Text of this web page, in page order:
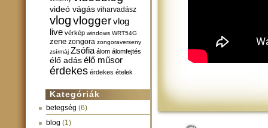
videó vágás viharvadász
vlogvloggervlog
live vérkép windows WRT54G
zene zongora zongoraverseny
zsírmáj Zsófia álom álomfejtés
élő adás élő műsor
érdekes érdekes ételek
Kategóriák
betegség (6)
blog (1)